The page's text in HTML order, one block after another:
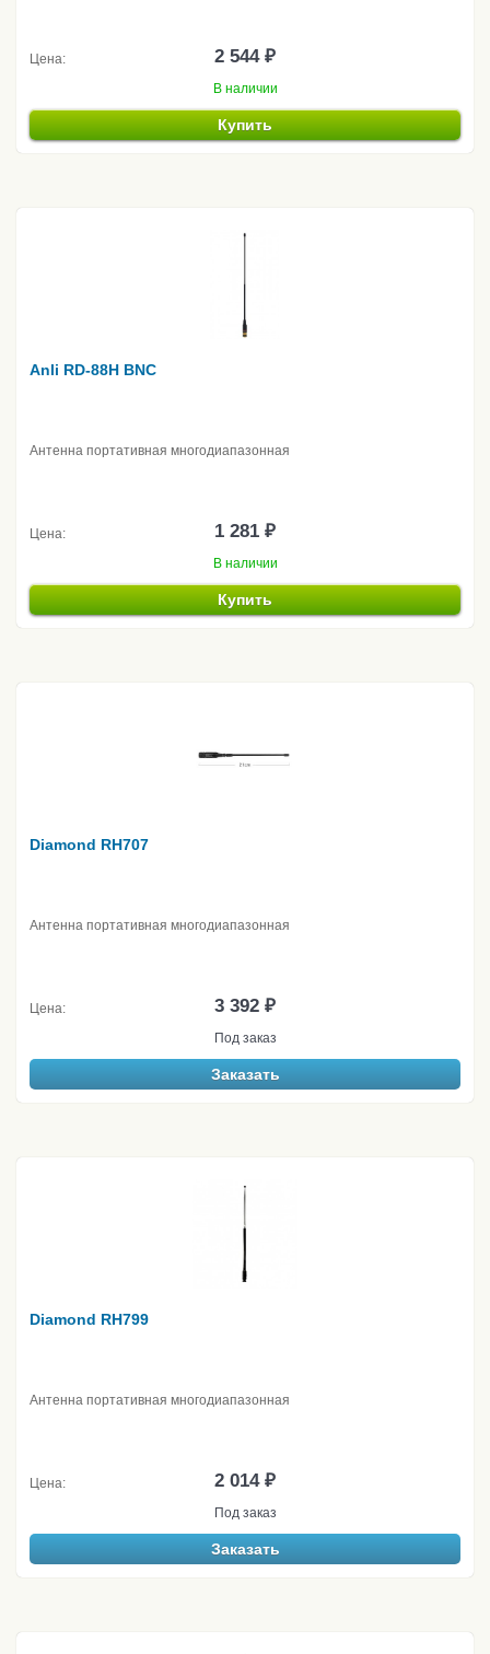
Цена: 2 544 ₽
В наличии
Купить
Anli RD-88H BNC
Антенна портативная многодиапазонная
Цена: 1 281 ₽
В наличии
Купить
Diamond RH707
Антенна портативная многодиапазонная
Цена: 3 392 ₽
Под заказ
Заказать
Diamond RH799
Антенна портативная многодиапазонная
Цена: 2 014 ₽
Под заказ
Заказать